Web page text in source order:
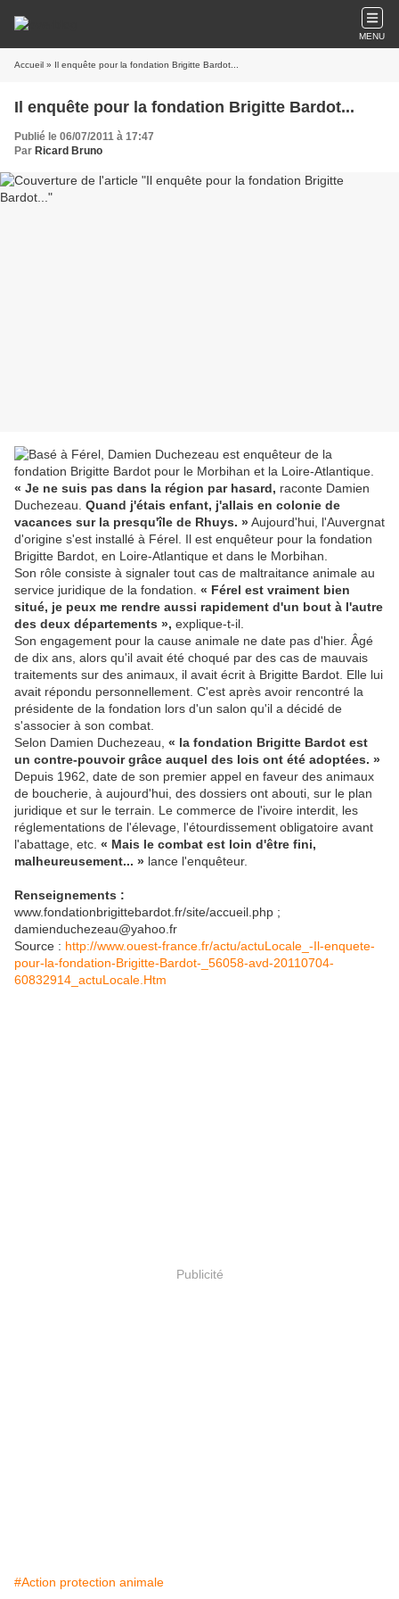
MENU
Accueil » Il enquête pour la fondation Brigitte Bardot...
Il enquête pour la fondation Brigitte Bardot...
Publié le 06/07/2011 à 17:47
Par Ricard Bruno
« Je ne suis pas dans la région par hasard, raconte Damien
Duchezeau. Quand j'étais enfant, j'allais en colonie de
vacances sur la presqu'île de Rhuys. »Aujourd'hui, l'Auvergnat
d'origine s'est installé à Férel. Il est enquêteur pour la fondation
Brigitte Bardot, en Loire-Atlantique et dans le Morbihan.
Son rôle consiste à signaler tout cas de maltraitance animale au
service juridique de la fondation. « Férel est vraiment bien
situé, je peux me rendre aussi rapidement d'un bout à l'autre
des deux départements », explique-t-il.
Son engagement pour la cause animale ne date pas d'hier. Âgé
de dix ans, alors qu'il avait été choqué par des cas de mauvais
traitements sur des animaux, il avait écrit à Brigitte Bardot. Elle lui
avait répondu personnellement. C'est après avoir rencontré la
présidente de la fondation lors d'un salon qu'il a décidé de
s'associer à son combat.
Selon Damien Duchezeau, « la fondation Brigitte Bardot est
un contre-pouvoir grâce auquel des lois ont été adoptées. »
Depuis 1962, date de son premier appel en faveur des animaux
de boucherie, à aujourd'hui, des dossiers ont abouti, sur le plan
juridique et sur le terrain. Le commerce de l'ivoire interdit, les
réglementations de l'élevage, l'étourdissement obligatoire avant
l'abattage, etc. « Mais le combat est loin d'être fini,
malheureusement... » lance l'enquêteur.
Renseignements :
www.fondationbrigittebardot.fr/site/accueil.php ;
damienduchezeau@yahoo.fr
Source : http://www.ouest-france.fr/actu/actuLocale_-Il-enquete-
pour-la-fondation-Brigitte-Bardot-_56058-avd-20110704-
60832914_actuLocale.Htm
Publicité
#Action protection animale